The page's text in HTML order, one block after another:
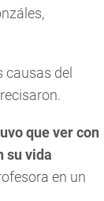
causas del
que ver con
su vida
en un